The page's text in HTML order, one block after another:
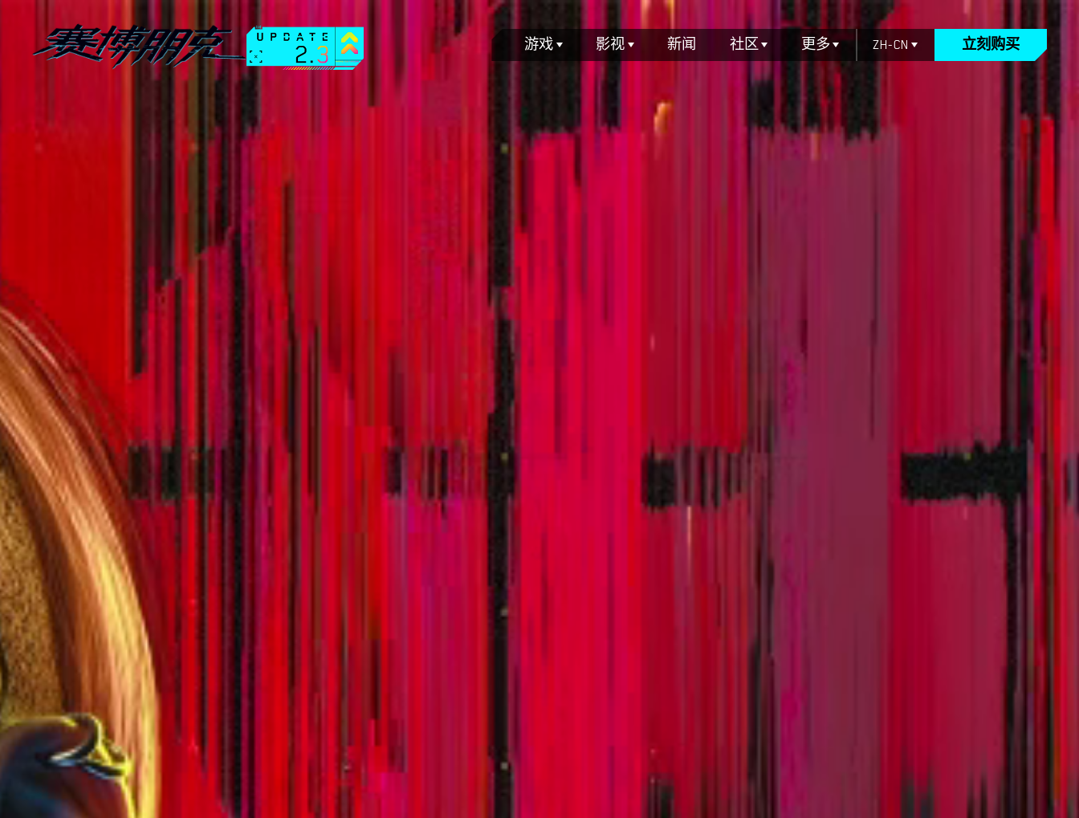
游戏 影视 新闻 社区 更多 ZH-CN 立刻购买